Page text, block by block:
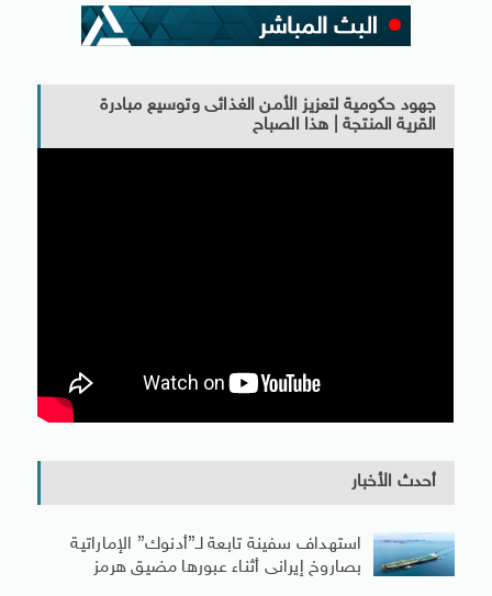
جهود حكومية لتعزيز الأمن الغذائى وتوسيع مبادرة
القرية المنتجة | هذا الصباح
أحدث الأخبار
استهداف سفينة تابعة لـ”أدنوك” الإماراتية
بصاروخ إيرانى أثناء عبورها مضيق هرمز